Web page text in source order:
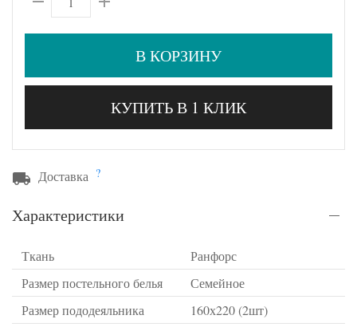
В КОРЗИНУ
КУПИТЬ В 1 КЛИК
Доставка ?
Характеристики
Ткань
Ранфорс
Размер постельного белья
Семейное
Размер пододеяльника
160х220 (2шт)